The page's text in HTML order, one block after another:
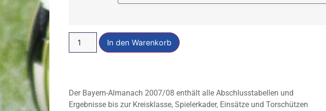
In den Warenkorb
Der Bayern-Almanach 2007/08 enthält alle Abschlusstabellen und
Ergebnisse bis zur Kreisklasse, Spielerkader, Einsätze und Torschützen